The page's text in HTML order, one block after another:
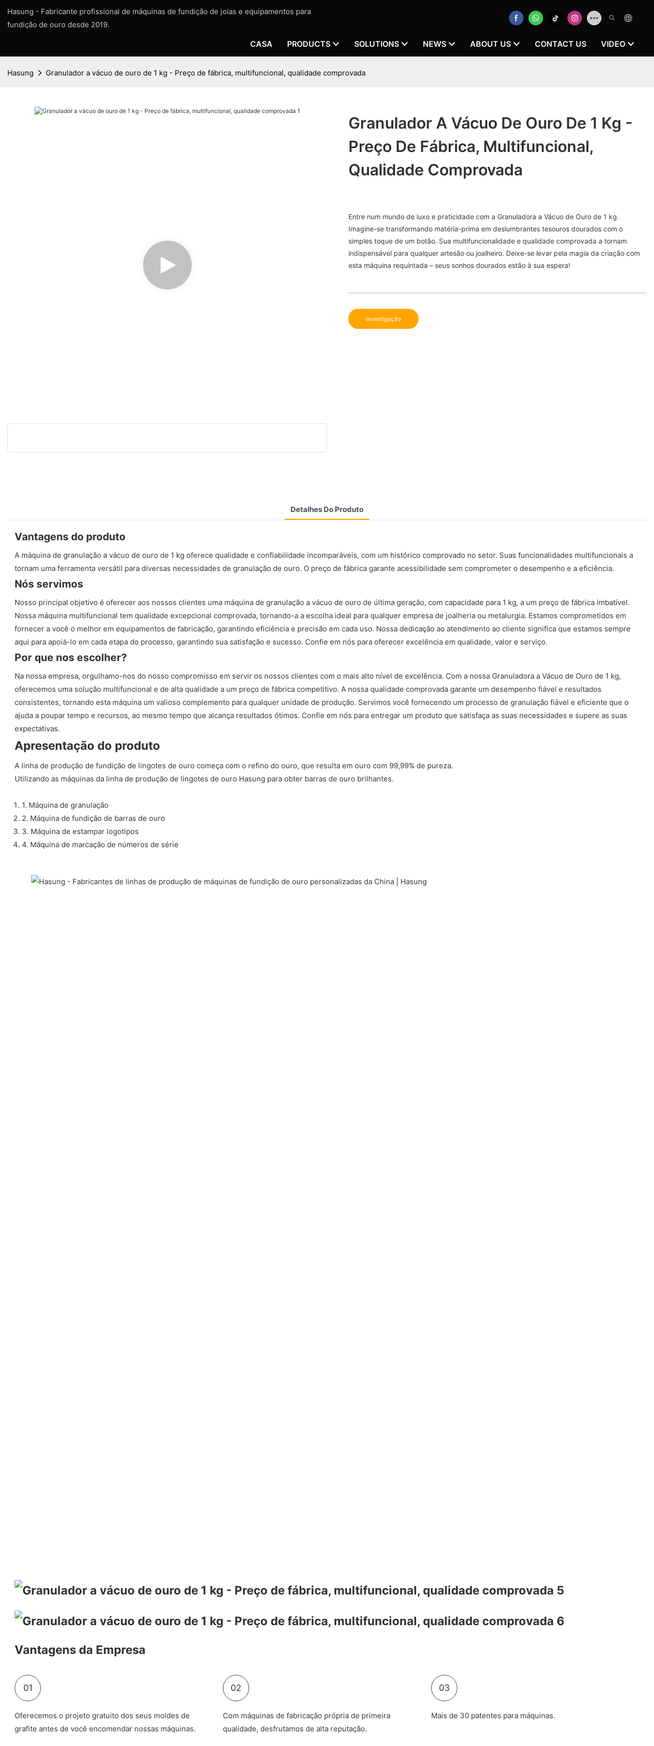
Hasung - Fabricante profissional de máquinas de fundição de joias e equipamentos para
fundição de ouro desde 2019.
CASA PRODUCTS SOLUTIONS NEWS ABOUT US CONTACT US VIDEO
Hasung Granulador a vácuo de ouro de 1 kg - Preço de fábrica, multifuncional, qualidade comprovada
Granulador A Vácuo De Ouro De 1 Kg -
Preço De Fábrica, Multifuncional,
Qualidade Comprovada
Entre num mundo de luxo e praticidade com a Granuladora a Vácuo de Ouro de 1 kg.
Imagine-se transformando matéria-prima em deslumbrantes tesouros dourados com o
simples toque de um botão. Sua multifuncionalidade e qualidade comprovada a tornam
indispensável para qualquer artesão ou joalheiro. Deixe-se levar pela magia da criação com
esta máquina requintada – seus sonhos dourados estão à sua espera!
investigação
Detalhes Do Produto
Vantagens do produto
A máquina de granulação a vácuo de ouro de 1 kg oferece qualidade e confiabilidade incomparáveis, com um histórico comprovado no setor. Suas funcionalidades multifuncionais a
tornam uma ferramenta versátil para diversas necessidades de granulação de ouro. O preço de fábrica garante acessibilidade sem comprometer o desempenho e a eficiência.
Nós servimos
Nosso principal objetivo é oferecer aos nossos clientes uma máquina de granulação a vácuo de ouro de última geração, com capacidade para 1 kg, a um preço de fábrica imbatível.
Nossa máquina multifuncional tem qualidade excepcional comprovada, tornando-a a escolha ideal para qualquer empresa de joalheria ou metalurgia. Estamos comprometidos em
fornecer a você o melhor em equipamentos de fabricação, garantindo eficiência e precisão em cada uso. Nossa dedicação ao atendimento ao cliente significa que estamos sempre
aqui para apoiá-lo em cada etapa do processo, garantindo sua satisfação e sucesso. Confie em nós para oferecer excelência em qualidade, valor e serviço.
Por que nos escolher?
Na nossa empresa, orgulhamo-nos do nosso compromisso em servir os nossos clientes com o mais alto nível de excelência. Com a nossa Granuladora a Vácuo de Ouro de 1 kg,
oferecemos uma solução multifuncional e de alta qualidade a um preço de fábrica competitivo. A nossa qualidade comprovada garante um desempenho fiável e resultados
consistentes, tornando esta máquina um valioso complemento para qualquer unidade de produção. Servimos você fornecendo um processo de granulação fiável e eficiente que o
ajuda a poupar tempo e recursos, ao mesmo tempo que alcança resultados ótimos. Confie em nós para entregar um produto que satisfaça as suas necessidades e supere as suas
expectativas.
Apresentação do produto
A linha de produção de fundição de lingotes de ouro começa com o refino do ouro, que resulta em ouro com 99,99% de pureza.
Utilizando as máquinas da linha de produção de lingotes de ouro Hasung para obter barras de ouro brilhantes.
1. Máquina de granulação
2. Máquina de fundição de barras de ouro
3. Máquina de estampar logotipos
4. Máquina de marcação de números de série
Vantagens da Empresa
01
Oferecemos o projeto gratuito dos seus moldes de
grafite antes de você encomendar nossas máquinas.
02
Com máquinas de fabricação própria de primeira
qualidade, desfrutamos de alta reputação.
03
Mais de 30 patentes para máquinas.